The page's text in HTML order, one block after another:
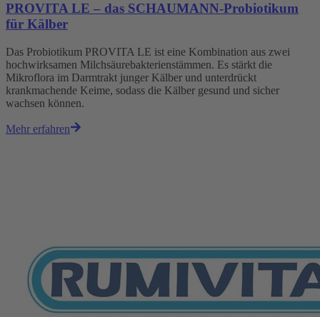
PROVITA LE – das SCHAUMANN-Probiotikum
für Kälber
Das Probiotikum PROVITA LE ist eine Kombination aus zwei
hochwirksamen Milchsäurebakterienstämmen. Es stärkt die
Mikroflora im Darmtrakt junger Kälber und unterdrückt
krankmachende Keime, sodass die Kälber gesund und sicher
wachsen können.
Mehr erfahren